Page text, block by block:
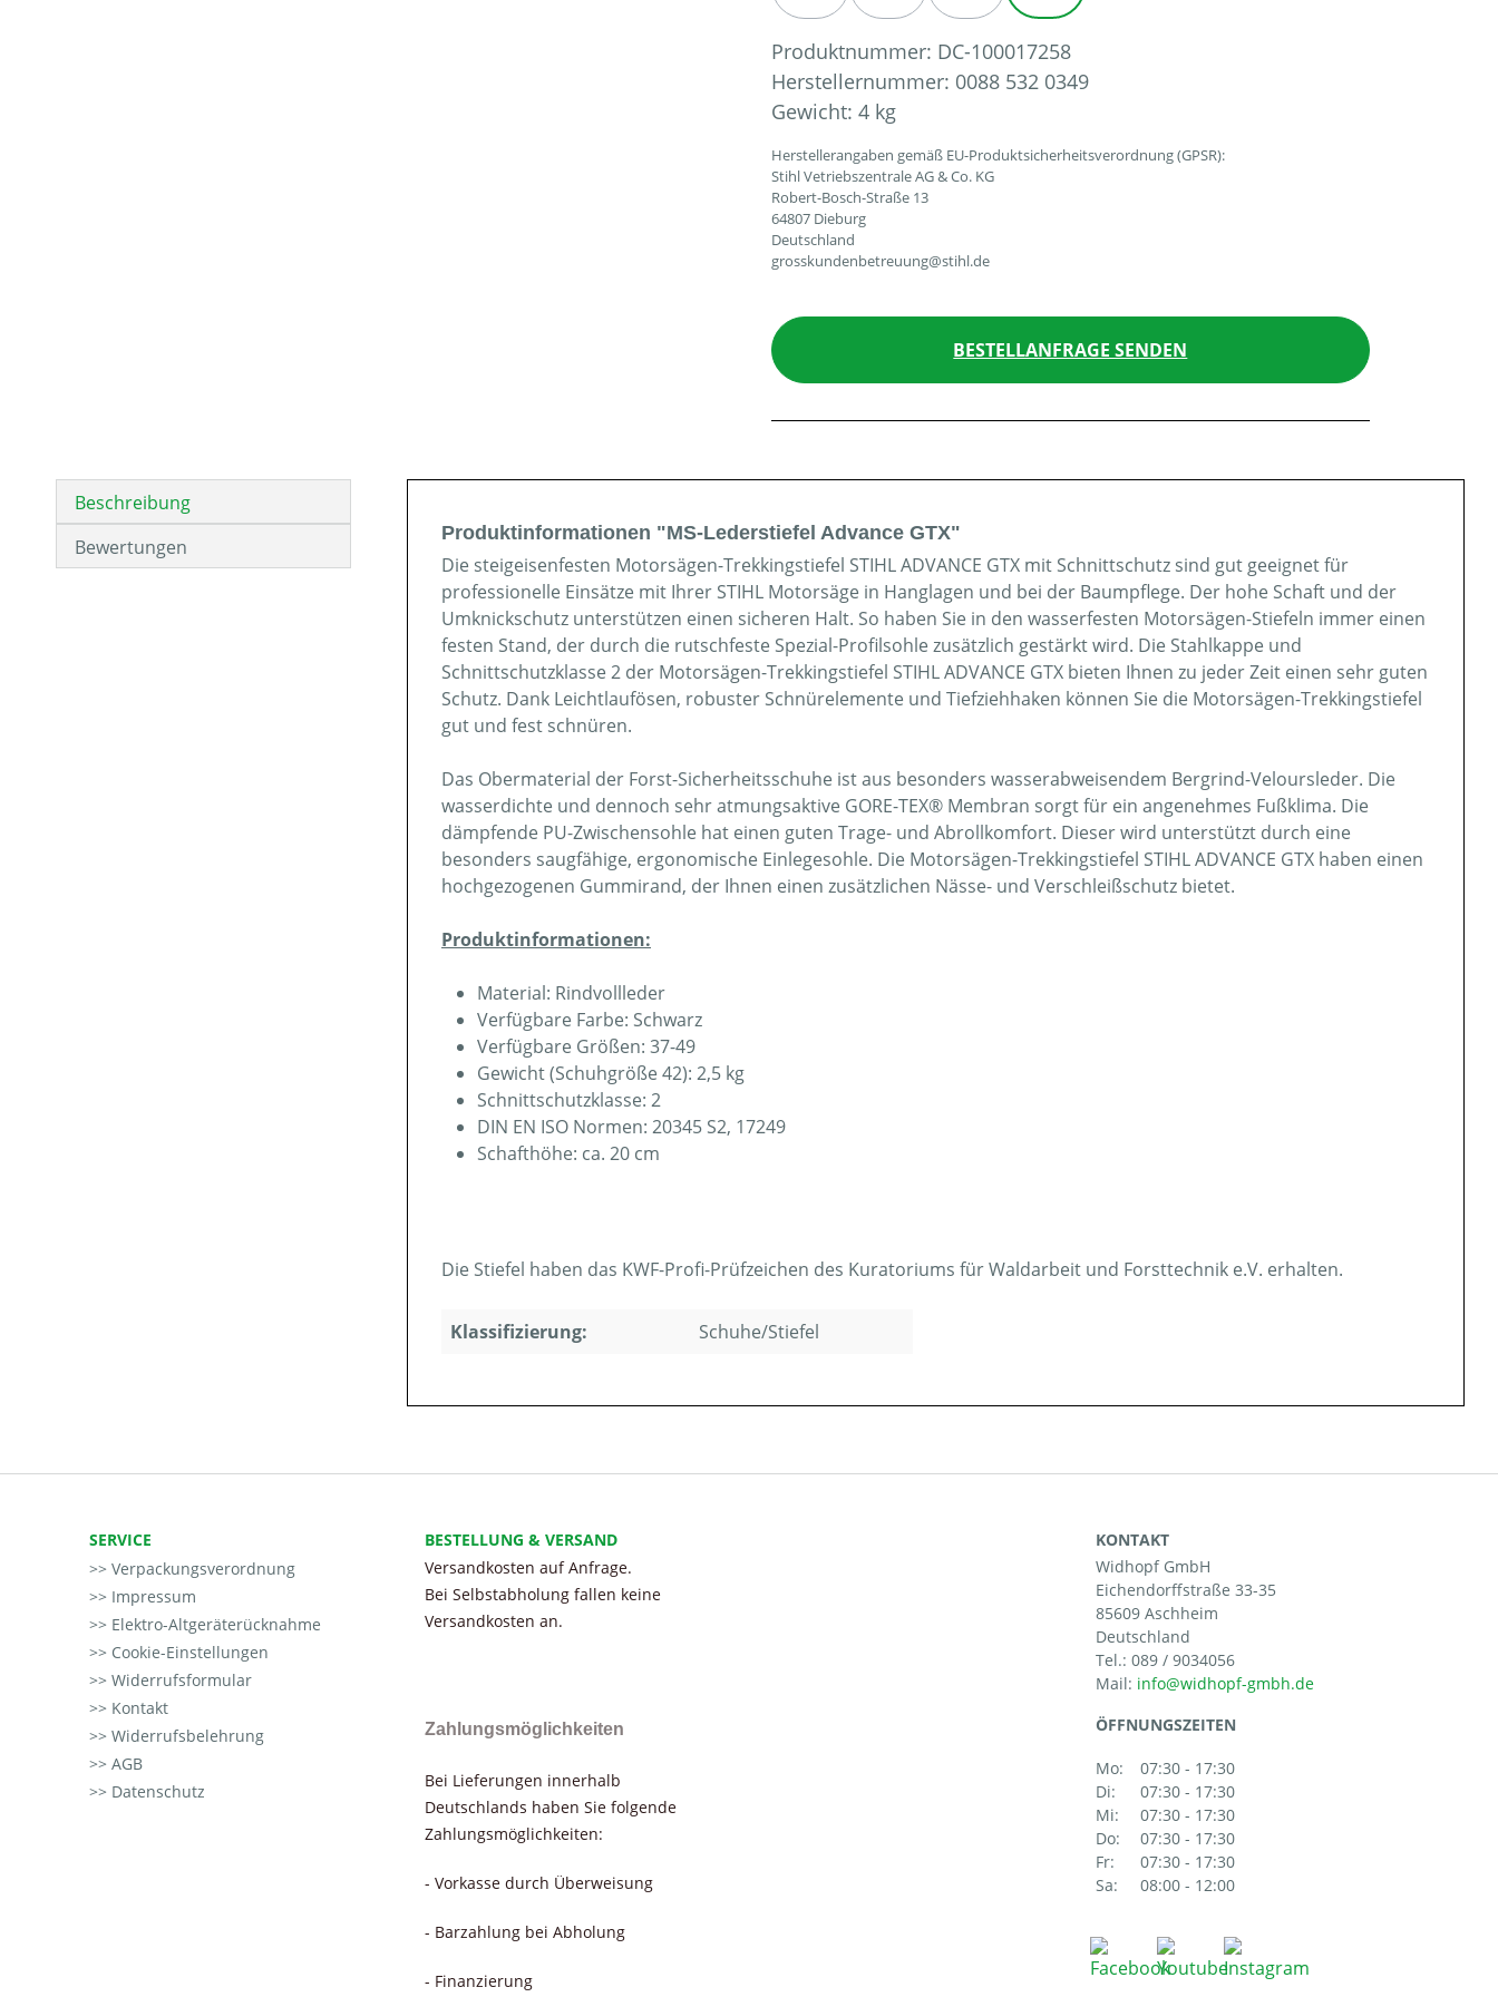
Produktnummer: DC-100017258
Herstellernummer: 0088 532 0349
Gewicht: 4 kg
Herstellerangaben gemäß EU-Produktsicherheitsverordnung (GPSR):
Stihl Vetriebszentrale AG & Co. KG
Robert-Bosch-Straße 13
64807 Dieburg
Deutschland
grosskundenbetreuung@stihl.de
BESTELLANFRAGE SENDEN
Beschreibung
Bewertungen
Produktinformationen "MS-Lederstiefel Advance GTX"
Die steigeisenfesten Motorsägen-Trekkingstiefel STIHL ADVANCE GTX mit Schnittschutz sind gut geeignet für
professionelle Einsätze mit Ihrer STIHL Motorsäge in Hanglagen und bei der Baumpflege. Der hohe Schaft und der
Umknickschutz unterstützen einen sicheren Halt. So haben Sie in den wasserfesten Motorsägen-Stiefeln immer einen
festen Stand, der durch die rutschfeste Spezial-Profilsohle zusätzlich gestärkt wird. Die Stahlkappe und
Schnittschutzklasse 2 der Motorsägen-Trekkingstiefel STIHL ADVANCE GTX bieten Ihnen zu jeder Zeit einen sehr guten
Schutz. Dank Leichtlaufösen, robuster Schnürelemente und Tiefziehhaken können Sie die Motorsägen-Trekkingstiefel
gut und fest schnüren.
Das Obermaterial der Forst-Sicherheitsschuhe ist aus besonders wasserabweisendem Bergrind-Veloursleder. Die
wasserdichte und dennoch sehr atmungsaktive GORE-TEX® Membran sorgt für ein angenehmes Fußklima. Die
dämpfende PU-Zwischensohle hat einen guten Trage- und Abrollkomfort. Dieser wird unterstützt durch eine
besonders saugfähige, ergonomische Einlegesohle. Die Motorsägen-Trekkingstiefel STIHL ADVANCE GTX haben einen
hochgezogenen Gummirand, der Ihnen einen zusätzlichen Nässe- und Verschleißschutz bietet.
Produktinformationen:
Material: Rindvollleder
Verfügbare Farbe: Schwarz
Verfügbare Größen: 37-49
Gewicht (Schuhgröße 42): 2,5 kg
Schnittschutzklasse: 2
DIN EN ISO Normen: 20345 S2, 17249
Schafthöhe: ca. 20 cm
Die Stiefel haben das KWF-Profi-Prüfzeichen des Kuratoriums für Waldarbeit und Forsttechnik e.V. erhalten.
Klassifizierung: Schuhe/Stiefel
SERVICE
Verpackungsverordnung
Impressum
Elektro-Altgeräterücknahme
Cookie-Einstellungen
Widerrufsformular
Kontakt
Widerrufsbelehrung
AGB
Datenschutz
BESTELLUNG & VERSAND
Versandkosten auf Anfrage.
Bei Selbstabholung fallen keine
Versandkosten an.
Zahlungsmöglichkeiten
Bei Lieferungen innerhalb
Deutschlands haben Sie folgende
Zahlungsmöglichkeiten:
- Vorkasse durch Überweisung
- Barzahlung bei Abholung
- Finanzierung
KONTAKT
Widhopf GmbH
Eichendorffstraße 33-35
85609 Aschheim
Deutschland
Tel.: 089 / 9034056
Mail:
ÖFFNUNGSZEITEN
Mo:
07:30 - 17:30
Di:
07:30 - 17:30
Mi:
07:30 - 17:30
Do:
07:30 - 17:30
Fr:
07:30 - 17:30
Sa:
08:00 - 12:00